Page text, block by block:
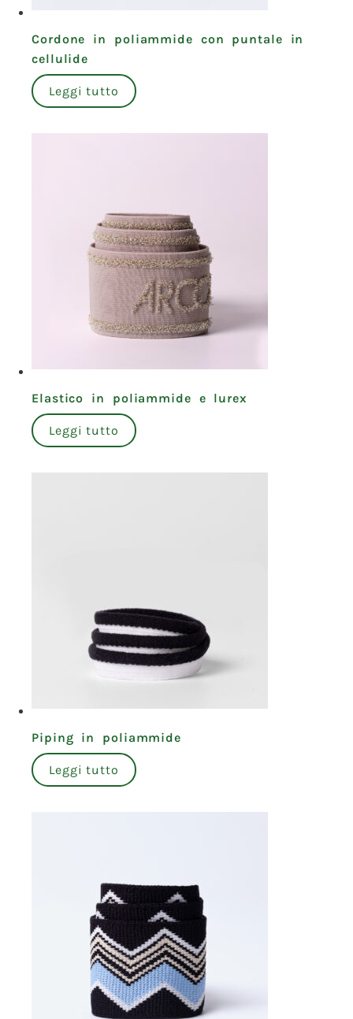
Cordone in poliammide con puntale in
cellulide
Leggi tutto
Elastico in poliammide e lurex
Leggi tutto
Piping in poliammide
Leggi tutto